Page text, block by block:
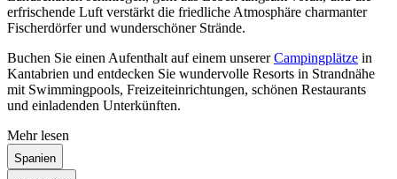
erfrischende Luft verstärkt die friedliche Atmosphäre charmanter
Fischerdörfer und wunderschöner Strände.
Buchen Sie einen Aufenthalt auf einem unsererCampingplätze in
Kantabrien und entdecken Sie wundervolle Resorts in Strandnähe
mit Swimmingpools, Freizeiteinrichtungen, schönen Restaurants
und einladenden Unterkünften.
Mehr lesen
Spanien